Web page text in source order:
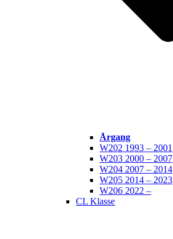
Årgang
W202 1993 – 2001
W203 2000 – 2007
W204 2007 – 2014
W205 2014 – 2023
W206 2022 –
CL Klasse